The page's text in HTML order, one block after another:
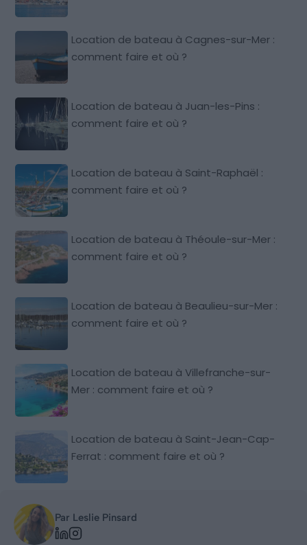
Location de bateau à Cagnes-sur-Mer :
comment faire et où ?
Location de bateau à Juan-les-Pins :
comment faire et où ?
Location de bateau à Saint-Raphaël :
comment faire et où ?
Location de bateau à Théoule-sur-Mer :
comment faire et où ?
Location de bateau à Beaulieu-sur-Mer :
comment faire et où ?
Location de bateau à Villefranche-sur-
Mer : comment faire et où ?
Location de bateau à Saint-Jean-Cap-
Ferrat : comment faire et où ?
Par Leslie Pinsard